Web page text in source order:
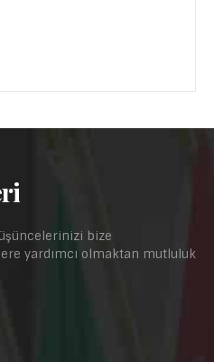
bize
yardımcı olmaktan mutluluk